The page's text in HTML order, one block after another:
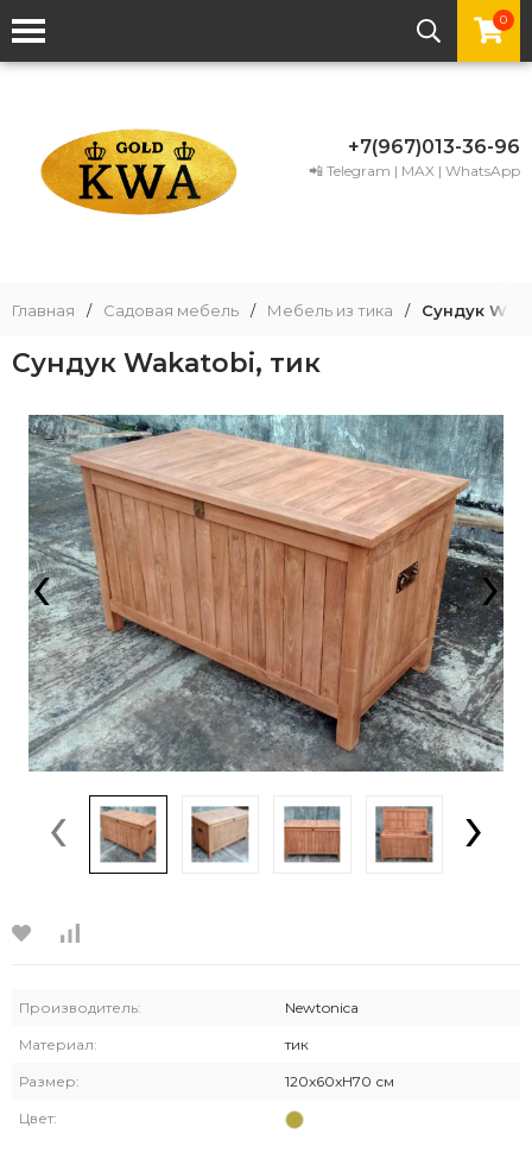
0
+7(967)013-36-96
📲 Telegram | MAX | WhatsApp
Главная / Садовая мебель / Мебель из тика / Сундук
Сундук Wakatobi, тик
‹ ›
‹ ›
Производитель: Newtonica
Материал: тик
Размер: 120x60xH70 см
Цвет: